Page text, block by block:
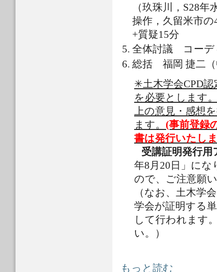
（玖珠川，S28
操作，久留米市
+質疑15分
全体討議 コー
総括 福岡 捷二（
✳︎土木学会CPD
を必要としま
上の意見・感想
ます。 (事前登録
書は発行いたし
受講証明発行用
年8月20日」に
ので、ご注意願
（なお、土木学
学会が証明する
して行われます
い。）
2020年梅雨前線がもたらした中国
もっと読む